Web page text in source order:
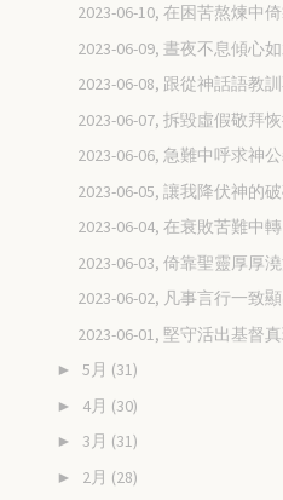
2023-06-10, 在困苦熬煉中
2023-06-09, 晝夜不息傾心
2023-06-08, 跟從神話語教
2023-06-07, 拆毀虛假敬拜
2023-06-06, 急難中呼求神
2023-06-05, 讓我降伏神的
2023-06-04, 在衰敗苦難中
2023-06-03, 倚靠聖靈厚厚
2023-06-02, 凡事言行一致
2023-06-01, 堅守活出基督
► 5月 (31)
► 4月 (30)
► 3月 (31)
► 2月 (28)